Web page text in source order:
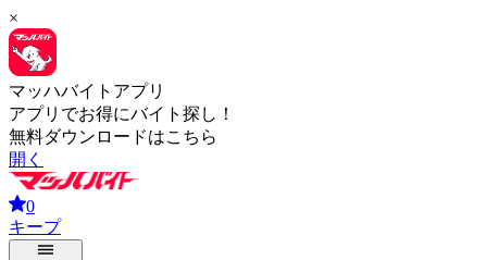
×
マッハバイトアプリ
アプリでお得にバイト探し！
無料ダウンロードはこちら
開く
0
キープ